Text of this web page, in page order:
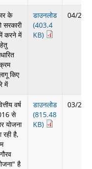
के
सरकारी
में करने में
किए
में
डाउनलोड
(403.4
KB)
04/22/
वर्ष
से
योजना
है,
है
डाउनलोड
(815.48
KB)
03/25/